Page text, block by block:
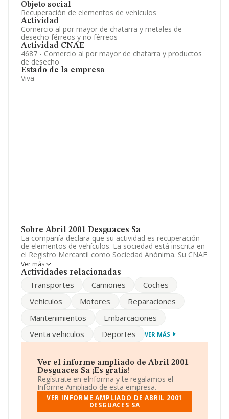
Objeto social
Recuperación de elementos de vehículos
Actividad
Comercio al por mayor de chatarra y metales de
desecho férreos y no férreos
Actividad CNAE
4687 - Comercio al por mayor de chatarra y productos
de desecho
Estado de la empresa
Viva
Sobre Abril 2001 Desguaces Sa
La compañía declara que su actividad es recuperación
de elementos de vehículos. La sociedad está inscrita en
el Registro Mercantil como Sociedad Anónima. Su CNAE
corresponde a 4687 con código '%cnae%'. La empresa
opera en el mercado de las exportaciones.
Ha habido un incremento en cuanto al número de
disponible en INFORMA, ha dispuesto de un número de
los distintos rankings: la empresa ha retrocedido 50
puestos en el ranking sectorial, pasando del 484 al 534.
empresas como:Scrap Point Sociedad Limitada
Reciclaje Magarola S.L ; sin embargo, por debajo de la
compañía, están empresas como:Canadian Fiber
Services S.L yDon Ocasion V O S.L. En el ranking
nacional, ha retrocedido 8.868 puestos, pasando de la
posición 91.500 a 100.368. Las siguientes empresas la
superan en el ranking:Estructuras Especiales Rh S.L
Ver más
Actividades relacionadas
Transportes Camiones
Coches
Vehiculos
Motores
Reparaciones
Mantenimientos
Embarcaciones
Venta vehiculos
Deportes VER MÁS
Ver el informe ampliado de Abril 2001
Desguaces Sa ¡Es gratis!
Regístrate en eInforma y te regalamos el
Informe Ampliado de esta empresa.
VER INFORME AMPLIADO DE ABRIL 2001
DESGUACES SA